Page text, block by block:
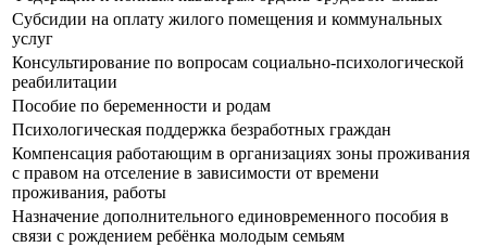
Субсидии на оплату жилого помещения и коммунальных
услуг
Консультирование по вопросам социально-психологической
реабилитации
Пособие по беременности и родам
Психологическая поддержка безработных граждан
Компенсация работающим в организациях зоны проживания
с правом на отселение в зависимости от времени
проживания, работы
Назначение дополнительного единовременного пособия в
связи с рождением ребёнка молодым семьям